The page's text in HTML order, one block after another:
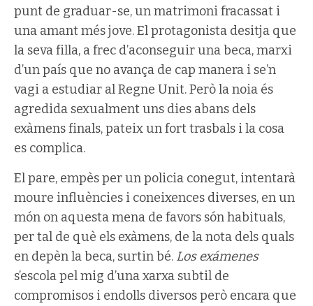
punt de graduar-se, un matrimoni fracassat i
una amant més jove. El protagonista desitja que
la seva filla, a frec d’aconseguir una beca, marxi
d’un país que no avança de cap manera i se’n
vagi a estudiar al Regne Unit. Però la noia és
agredida sexualment uns dies abans dels
exàmens finals, pateix un fort trasbals i la cosa
es complica.
El pare, empès per un policia conegut, intentarà
moure influències i coneixences diverses, en un
món on aquesta mena de favors són habituals,
per tal de què els exàmens, de la nota dels quals
en depèn la beca, surtin bé. Los exámenes
s’escola pel mig d’una xarxa subtil de
compromisos i endolls diversos però encara que